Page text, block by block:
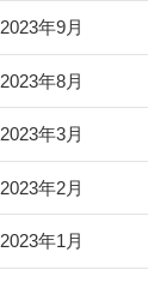
2023年9月
2023年8月
2023年3月
2023年2月
2023年1月